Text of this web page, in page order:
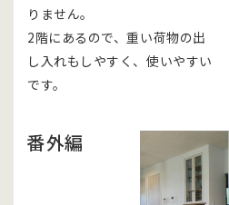
りません。
2階にあるので、重い荷物の出
し入れもしやすく、使いやすい
です。
番外編